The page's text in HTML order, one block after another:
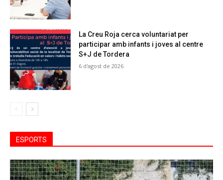
La Creu Roja cerca voluntariat per
participar amb infants i joves al centre
S+J de Tordera
6 d'agost de 2026
ESPORTS